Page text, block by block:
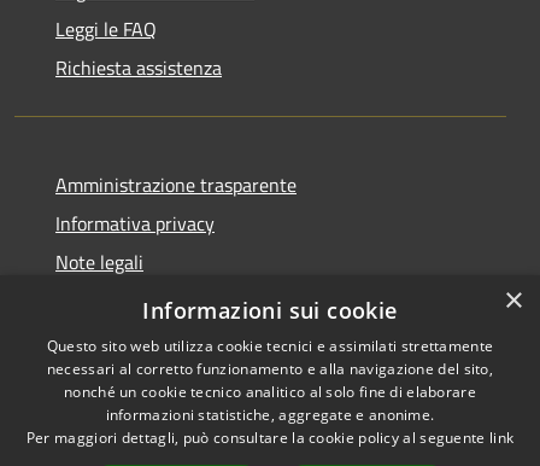
Leggi le FAQ
Richiesta assistenza
Amministrazione trasparente
Informativa privacy
Note legali
Dichiarazione di accessibilità
Accessibilità
Copyright © 2026 • Comune di
Locorotondo • Powered by
×
Informazioni sui cookie
Questo sito web utilizza cookie tecnici e assimilati strettamente
necessari al corretto funzionamento e alla navigazione del sito,
nonché un cookie tecnico analitico al solo fine di elaborare
informazioni statistiche, aggregate e anonime.
Per maggiori dettagli, può consultare la cookie policy al seguente link